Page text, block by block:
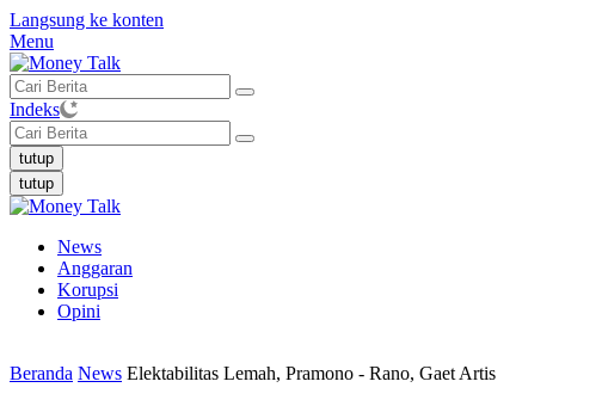
Langsung ke konten
Menu
Indeks
tutup
tutup
News
Anggaran
Korupsi
Opini
Beranda News Elektabilitas Lemah, Pramono - Rano, Gaet Artis